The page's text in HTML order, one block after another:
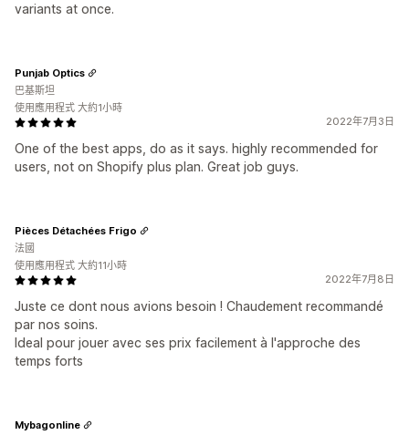
variants at once.
2022年7月3日
One of the best apps, do as it says. highly recommended for
users, not on Shopify plus plan. Great job guys.
Punjab Optics
巴基斯坦
使用應用程式 大約1小時
2022年7月8日
Juste ce dont nous avions besoin ! Chaudement recommandé
par nos soins.
Ideal pour jouer avec ses prix facilement à l'approche des
temps forts
Pièces Détachées Frigo
法國
使用應用程式 大約11小時
Mybagonline